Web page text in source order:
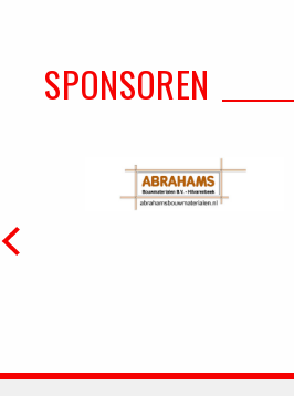
SPONSOREN